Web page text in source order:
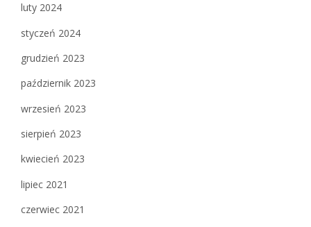
luty 2024
styczeń 2024
grudzień 2023
październik 2023
wrzesień 2023
sierpień 2023
kwiecień 2023
lipiec 2021
czerwiec 2021